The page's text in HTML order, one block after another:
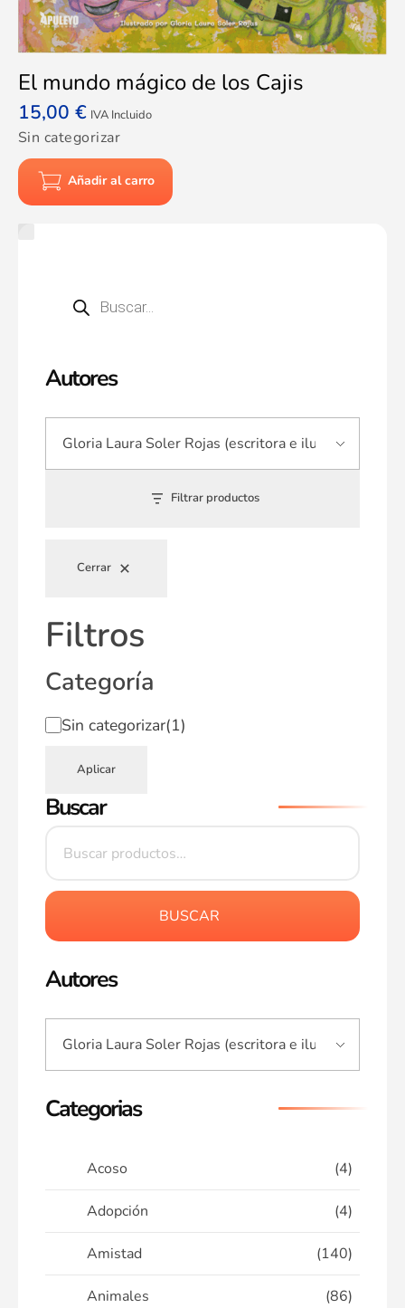
Autores
Filtrar productos
Cerrar
Filtros
Categoría
Sin categorizar(1)
Aplicar
Buscar
BUSCAR
Autores
Categorias
Acoso (4)
Adopción (4)
Amistad (140)
Animales (86)
El mundo mágico de los Cajis
15,00 € IVA Incluido
Sin categorizar
Añadir al carro